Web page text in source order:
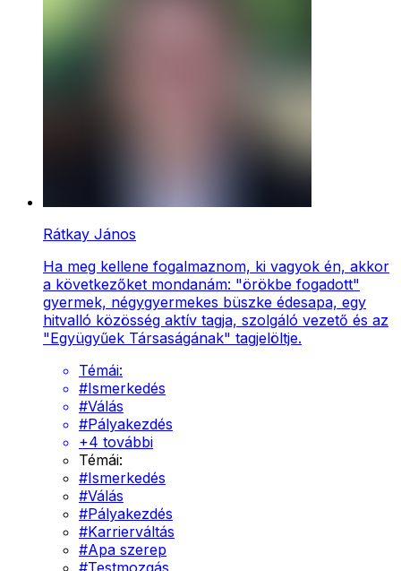
Rátkay János
Ha meg kellene fogalmaznom, ki vagyok én, akkor
a következőket mondanám: "örökbe fogadott"
gyermek, négygyermekes büszke édesapa, egy
hitvalló közösség aktív tagja, szolgáló vezető és az
"Együgyűek Társaságának" tagjelöltje.
Témái:
#Ismerkedés
#Válás
#Pályakezdés
+4 további
Témái:
#Ismerkedés
#Válás
#Pályakezdés
#Karrierváltás
#Apa szerep